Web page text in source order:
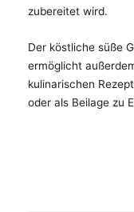
zubereitet wird.
Der köstliche süße
ermöglicht
kulinarischen
oder als Beilage zu